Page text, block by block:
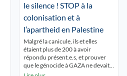
le silence ! STOP à la
colonisation et à
l’apartheid en Palestine
Malgré la canicule, ils et elles
étaient plus de 200 à avoir
répondu présent.e.s, et prouver
que le génocide à GAZA ne devait
pas être oublié ! Ils et elles